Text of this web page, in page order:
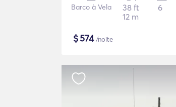
Barco à Vela
38 ft
12 m
6
$574/noite